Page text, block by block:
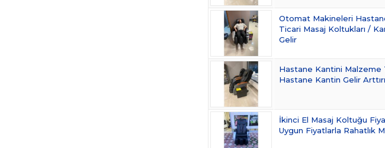
Otomat Makineleri
Ticari Masaj Koltukları /
Gelir
Hastane Kantini Malzeme
Hastane Kantin Gelir
İkinci El Masaj Koltuğu
Uygun Fiyatlarla Rahatlık